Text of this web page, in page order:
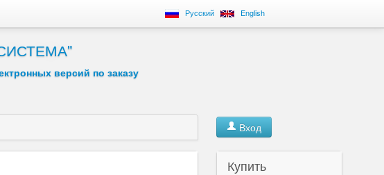
Русский English
СИСТЕМА"
версий по заказу
Вход
Купить